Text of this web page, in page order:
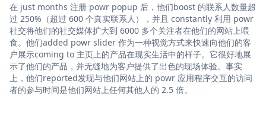
在 just months 注册 powr popup 后，他们boost 的联系人数量超
过 250%（超过 600 个真实联系人），并且 constantly 利用 powr
社交将他们的社交媒体扩大到 6000 多个关注者在他们的网站上喂
食。他们added powr slider 作为一种视觉方式来快速向他们的客
户展示coming to 主页上的产品在现实生活中的样子。它很好地展
示了他们的产品，并无缝地为客户提供了出色的现场体验。事实
上，他们reported发现与他们网站上的 powr 应用程序交互的访问
者的参与时间是他们网站上任何其他人的 2.5 倍。